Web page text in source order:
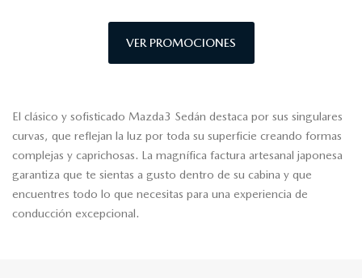
VER PROMOCIONES
El clásico y sofisticado Mazda3 Sedán destaca por sus singulares
curvas, que reflejan la luz por toda su superficie creando formas
complejas y caprichosas. La magnífica factura artesanal japonesa
garantiza que te sientas a gusto dentro de su cabina y que
encuentres todo lo que necesitas para una experiencia de
conducción excepcional.